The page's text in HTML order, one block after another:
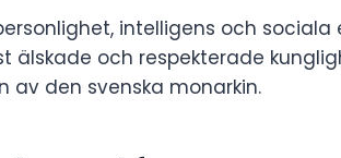
intelligens och
älskade och respekterade
av den svenska monarkin.